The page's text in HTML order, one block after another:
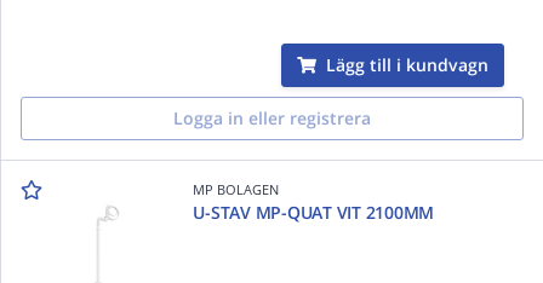
Lägg till i kundvagn
Logga in eller registrera
MP BOLAGEN
U-STAV MP-QUAT VIT 2100MM